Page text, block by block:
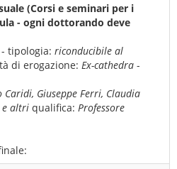
(Corsi e seminari per i
- ogni dottorando deve
- tipologia: riconducibile al
di erogazione: Ex-cathedra -
Caridi, Giuseppe Ferri, Claudia
e altri qualifica: Professore